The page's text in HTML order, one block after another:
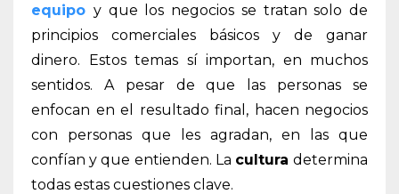
equipo y que los negocios se tratan solo de
principios comerciales básicos y de ganar
dinero. Estos temas sí importan, en muchos
sentidos. A pesar de que las personas se
enfocan en el resultado final, hacen negocios
con personas que les agradan, en las que
confían y que entienden. La culturadetermina
todas estas cuestiones clave.